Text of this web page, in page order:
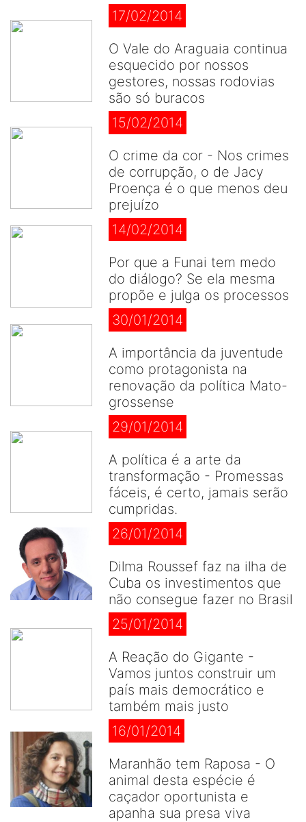
17/02/2014
O Vale do Araguaia continua
esquecido por nossos
gestores, nossas rodovias
são só buracos
15/02/2014
O crime da cor - Nos crimes
de corrupção, o de Jacy
Proença é o que menos deu
prejuízo
14/02/2014
Por que a Funai tem medo
do diálogo? Se ela mesma
propõe e julga os processos
30/01/2014
A importância da juventude
como protagonista na
renovação da política Mato-
grossense
29/01/2014
A política é a arte da
transformação - Promessas
fáceis, é certo, jamais serão
cumpridas.
26/01/2014
Dilma Roussef faz na ilha de
Cuba os investimentos que
não consegue fazer no Brasil
25/01/2014
A Reação do Gigante -
Vamos juntos construir um
país mais democrático e
também mais justo
16/01/2014
Maranhão tem Raposa - O
animal desta espécie é
caçador oportunista e
apanha sua presa viva